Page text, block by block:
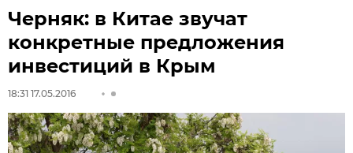
Черняк: в Китае звучат
конкретные предложения
инвестиций в Крым
18:31 17.05.2016